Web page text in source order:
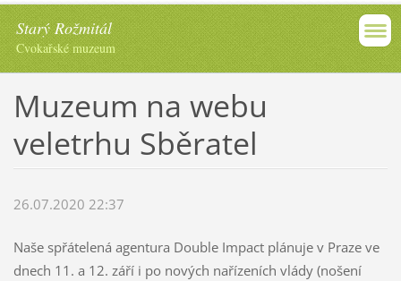
Starý Rožmitál
Cvokařské muzeum
Muzeum na webu
veletrhu Sběratel
26.07.2020 22:37
Naše spřátelená agentura Double Impact plánuje v Praze ve
dnech 11. a 12. září i po nových nařízeních vlády (nošení